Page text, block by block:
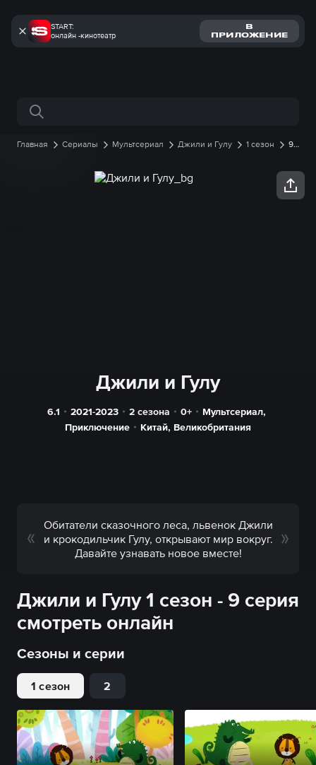
START:
онлайн -кинотеатр
В
ПРИЛОЖЕНИЕ
Поиск по сайту
Главная Сериалы Мультсериал Джили и Гулу 1 сезон
9
Джили и Гулу
6.1 2021-2023 2 сезона 0+ Мультсериал,
Приключение
Китай, Великобритания
Обитатели сказочного леса, львенок Джили
и крокодильчик Гулу, открывают мир вокруг.
Давайте узнавать новое вместе!
Джили и Гулу 1 сезон - 9 серия
смотреть онлайн
Сезоны и серии
1 сезон 2